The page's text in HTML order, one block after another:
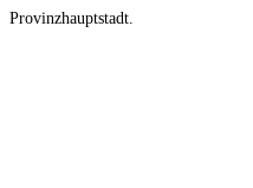
Provinzhauptstadt.